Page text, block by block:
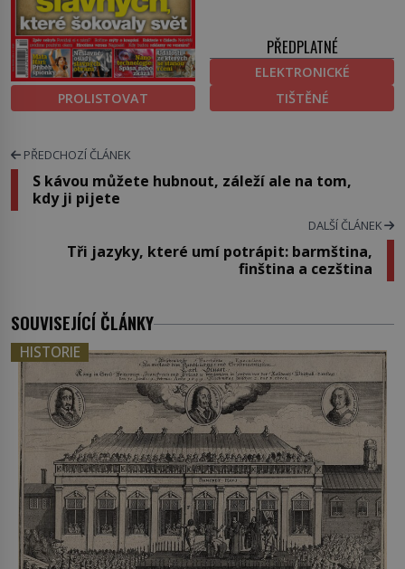
PROLISTOVAT
PŘEDPLATNÉ
ELEKTRONICKÉ
TIŠTĚNÉ
PŘEDCHOZÍ ČLÁNEK
S kávou můžete hubnout, záleží ale na tom,
kdy ji pijete
DALŠÍ ČLÁNEK
Tři jazyky, které umí potrápit: barmština,
finština a cezština
SOUVISEJÍCÍ ČLÁNKY
HISTORIE